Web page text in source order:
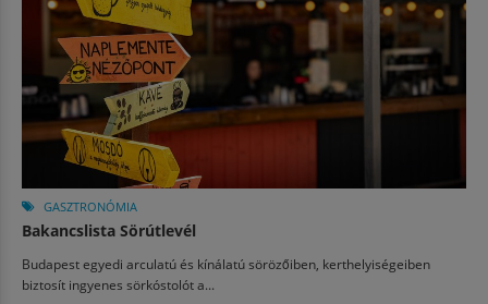
GASZTRONÓMIA
Bakancslista Sörútlevél
Budapest egyedi arculatú és kínálatú sörözőiben, kerthelyiségeiben
biztosít ingyenes sörkóstolót a...